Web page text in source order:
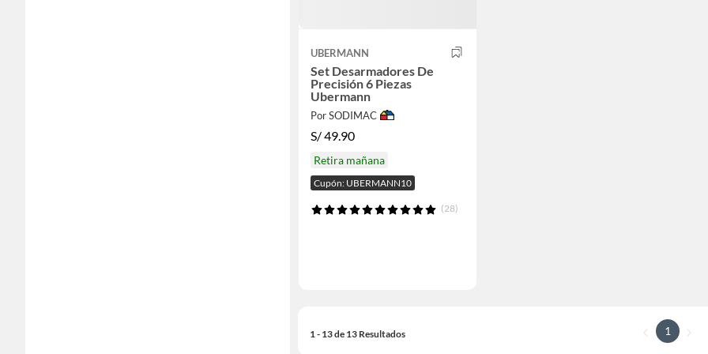
UBERMANN
Set Desarmadores De
Precisión 6 Piezas
Ubermann
Por SODIMAC
S/49.90
Retira mañana
Cupón: UBERMANN10
(28)
1 - 13 de 13 Resultados 1